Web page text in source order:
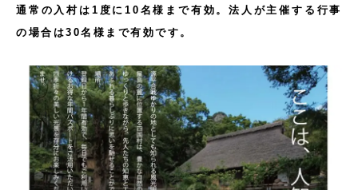
通常の入村は1度に10名様まで有効。法人が主催する行事
の場合は30名様まで有効です。